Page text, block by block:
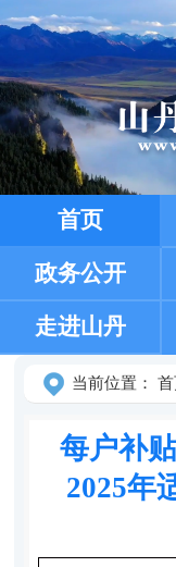
首页
政务公开
走进山丹
当前位置：
每户补
2025年